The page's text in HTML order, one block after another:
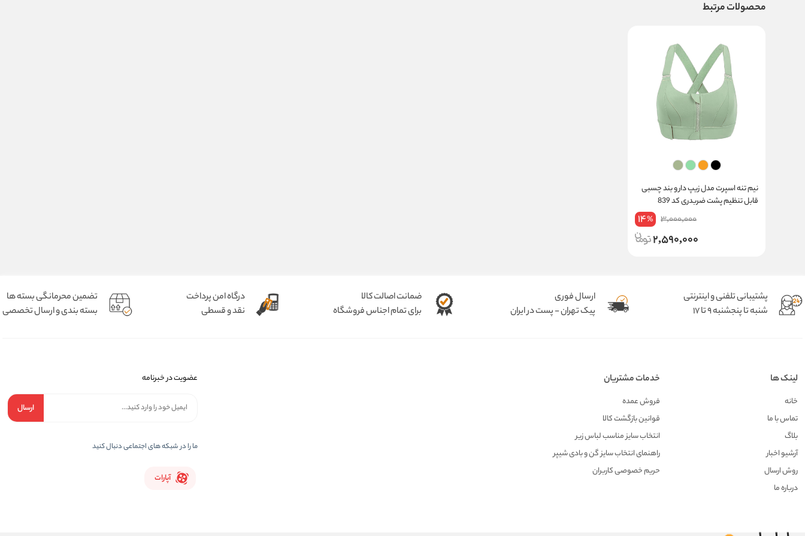
محصولات مرتبط
نیم‌ تنه اسپرت مدل زیپ‌ دار و بند چسبی
قابل تنظیم پشت ضربدری کد 839
3,000,000
14%
2,590,000
پشتیبانی تلفنی و اینترنتی
شنبه تا پنجشنبه 9 تا 17
ارسال فوری
پیک تهران - پست در ایران
ضمانت اصالت کالا
برای تمام اجناس فروشگاه
درگاه امن پرداخت
نقد و قسطی
تضمین محرمانگی بسته ها
بسته بندی و ارسال تخصصی
لینک ها
خانه
تماس با ما
بلاگ
آرشیو اخبار
روش ارسال
درباره ما
خدمات مشتریان
فروش عمده
قوانین بازگشت کالا
انتخاب سایز مناسب لباس زیر
راهنمای انتخاب سایز گن و بادی شیپر
حریم خصوصی کاربران
عضویت در خبرنامه
ارسال
ما را در شبکه های اجتماعی دنبال کنید
آپارات